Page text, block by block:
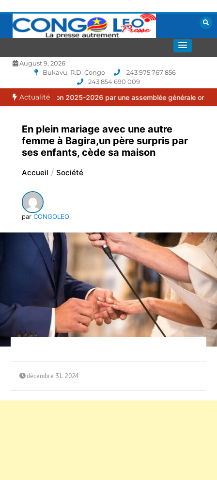
contenu
CONGOLEO
August 9, 2026
Bukavu, R.D. Congo
243 975 767 856
243 854 690 009
Actualité
2025-2026 par une assemblée générale ordinaire. Goma :
En plein mariage avec une autre
femme à Bagira,un père surpris par
ses enfants, cède sa maison
Accueil Société
par CONGOLEO
décembre 31, 2024